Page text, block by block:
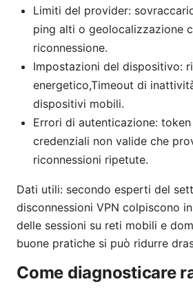
Limiti del provider:
ping alti o geolocalizzazione
riconnessione.
Impostazioni del dispositivo:
energetico,Timeout di
dispositivi mobili.
Errori di autenticazione:
credenziali non valide che
riconnessioni ripetute.
Dati utili: secondo esperti del
disconnessioni VPN colpiscono
delle sessioni su reti mobili e
buone pratiche si può ridurre
Come diagnosticare